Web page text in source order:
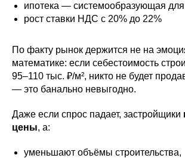
ипотека — системообразующая для
рост ставки НДС с 20% до 22%
По факту рынок держится не на
математике: если себестоимость
95–110 тыс. ₽/м², никто не будет
— это банально невыгодно.
Даже если спрос падает, застройщики
цены, а:
уменьшают объёмы строительства,